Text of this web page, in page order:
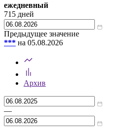
ежедневный
715 дней
Предыдущее значение
*** на 05.08.2026
Архив
—